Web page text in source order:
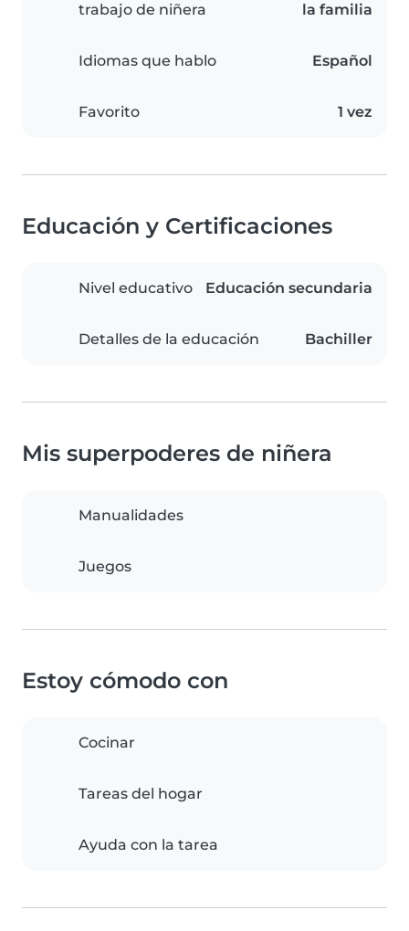
trabajo de niñera
la familia
Idiomas que hablo Español
Favorito 1 vez
Educación y Certificaciones
Nivel educativo Educación secundaria
Detalles de la educación Bachiller
Mis superpoderes de niñera
Manualidades
Juegos
Estoy cómodo con
Cocinar
Tareas del hogar
Ayuda con la tarea